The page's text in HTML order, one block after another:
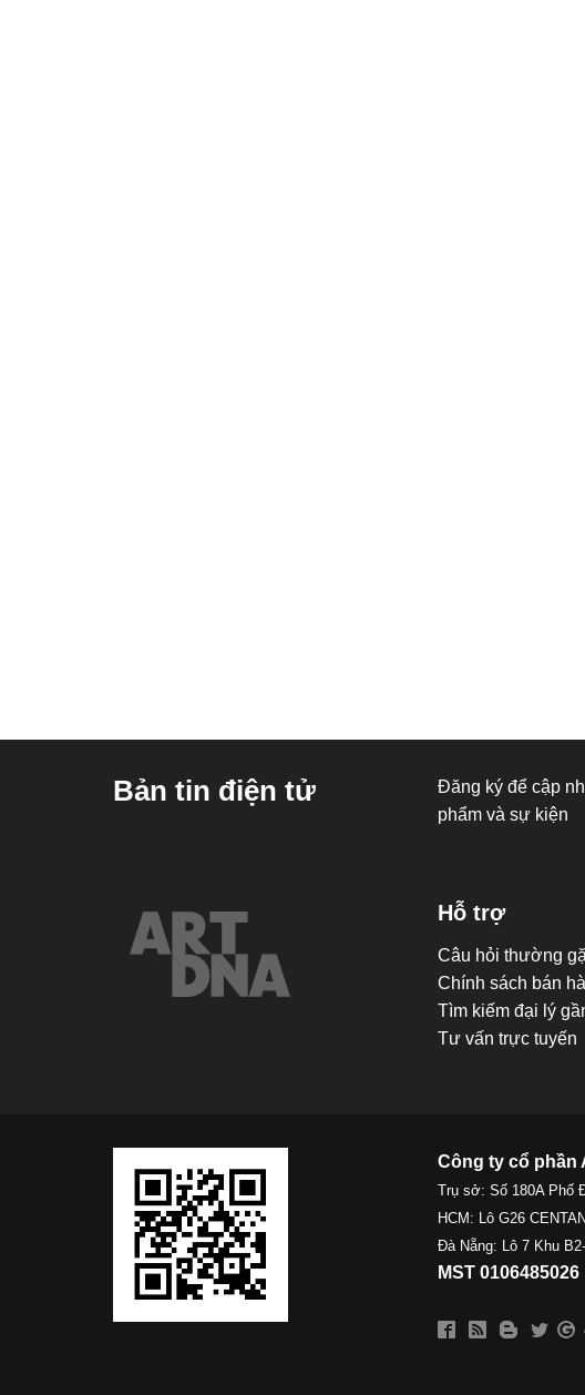
Bản tin điện tử
Đăng ký để cập
phẩm và sự kiện
Hỗ trợ
Câu hỏi thường
Chính sách bán
Tìm kiếm đại lý
Tư vấn trực tuyến
Công ty cổ phần
Trụ sở: Số 180A Phố
HCM: Lô G26
Đà Nẵng: Lô 7 Khu
MST